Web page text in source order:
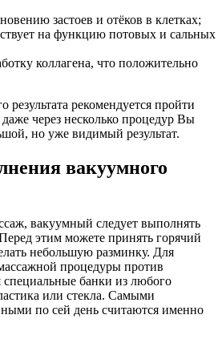
застоев и отёков в клетках;
на функцию потовых и сальных
коллагена, что положительно
результата рекомендуется пройти
через несколько процедур Вы
но уже видимый результат.
вакуумного
вакуумный следует выполнять
этим можете принять горячий
небольшую разминку. Для
процедуры против
специальные банки из любого
или стекла. Самыми
по сей день считаются именно